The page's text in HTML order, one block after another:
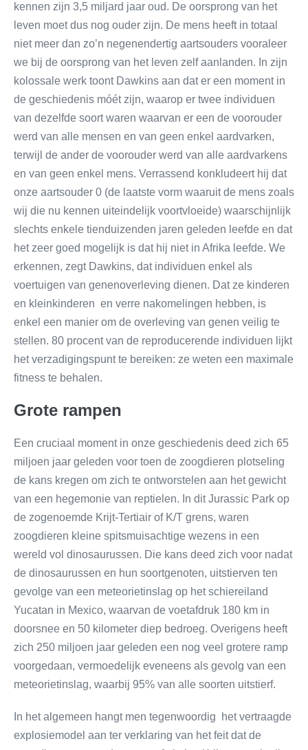
kennen zijn 3,5 miljard jaar oud. De oorsprong van het
leven moet dus nog ouder zijn. De mens heeft in totaal
niet meer dan zo’n negenendertig aartsouders vooraleer
we bij de oorsprong van het leven zelf aanlanden. In zijn
kolossale werk toont Dawkins aan dat er een moment in
de geschiedenis móét zijn, waarop er twee individuen
van dezelfde soort waren waarvan er een de voorouder
werd van alle mensen en van geen enkel aardvarken,
terwijl de ander de voorouder werd van alle aardvarkens
en van geen enkel mens. Verrassend konkludeert hij dat
onze aartsouder 0 (de laatste vorm waaruit de mens zoals
wij die nu kennen uiteindelijk voortvloeide) waarschijnlijk
slechts enkele tienduizenden jaren geleden leefde en dat
het zeer goed mogelijk is dat hij niet in Afrika leefde. We
erkennen, zegt Dawkins, dat individuen enkel als
voertuigen van genenoverleving dienen. Dat ze kinderen
en kleinkinderen en verre nakomelingen hebben, is
enkel een manier om de overleving van genen veilig te
stellen. 80 procent van de reproducerende individuen lijkt
het verzadigingspunt te bereiken: ze weten een maximale
fitness te behalen.
Grote rampen
Een cruciaal moment in onze geschiedenis deed zich 65
miljoen jaar geleden voor toen de zoogdieren plotseling
de kans kregen om zich te ontworstelen aan het gewicht
van een hegemonie van reptielen. In dit Jurassic Park op
de zogenoemde Krijt-Tertiair of K/T grens, waren
zoogdieren kleine spitsmuisachtige wezens in een
wereld vol dinosaurussen. Die kans deed zich voor nadat
de dinosaurussen en hun soortgenoten, uitstierven ten
gevolge van een meteorietinslag op het schiereiland
Yucatan in Mexico, waarvan de voetafdruk 180 km in
doorsnee en 50 kilometer diep bedroeg. Overigens heeft
zich 250 miljoen jaar geleden een nog veel grotere ramp
voorgedaan, vermoedelijk eveneens als gevolg van een
meteorietinslag, waarbij 95% van alle soorten uitstierf.
In het algemeen hangt men tegenwoordig het vertraagde
explosiemodel aan ter verklaring van het feit dat de